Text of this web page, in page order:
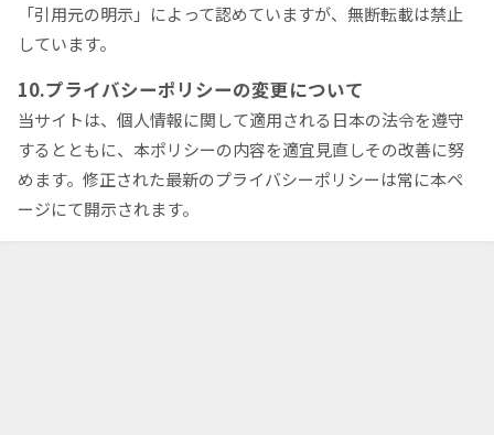
「引用元の明示」によって認めていますが、無断転載は禁止
しています。
10.プライバシーポリシーの変更について
当サイトは、個人情報に関して適用される日本の法令を遵守
するとともに、本ポリシーの内容を適宜見直しその改善に努
めます。修正された最新のプライバシーポリシーは常に本ペ
ージにて開示されます。